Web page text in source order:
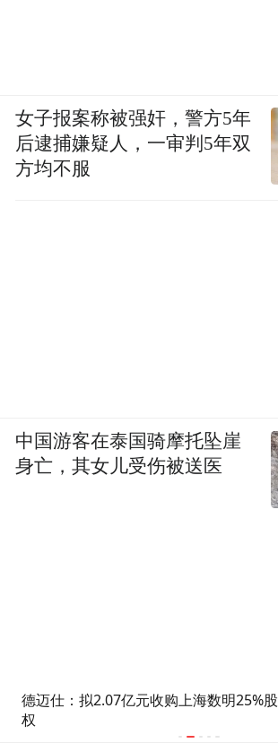
德迈仕：拟2.07亿元收购上海数明25%股
权
女子报案称被强奸，警方5年
后逮捕嫌疑人，一审判5年双
方均不服
中国游客在泰国骑摩托坠崖
身亡，其女儿受伤被送医